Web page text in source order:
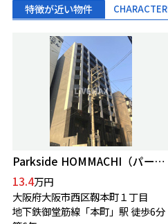
特徴が近い物件
Parkside HOMMACHI（パークサイド本町）
13.4万円
大阪府大阪市西区靱本町１丁目
地下鉄御堂筋線「本町」駅 徒歩6分